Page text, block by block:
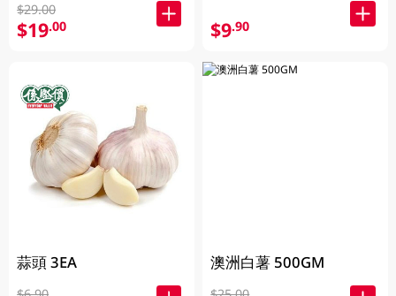
$29.00
$19.00
蒜頭 3EA
$9.90
澳洲白薯 500GM